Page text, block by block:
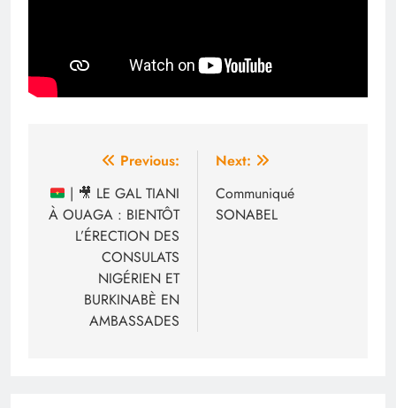
Navigation
de
l’article
Previous:
| 🎥 LE GAL TIANI
À OUAGA : BIENTÔT
L’ÉRECTION DES
CONSULATS
NIGÉRIEN ET
BURKINABÈ EN
AMBASSADES
Next:
Communiqué
SONABEL